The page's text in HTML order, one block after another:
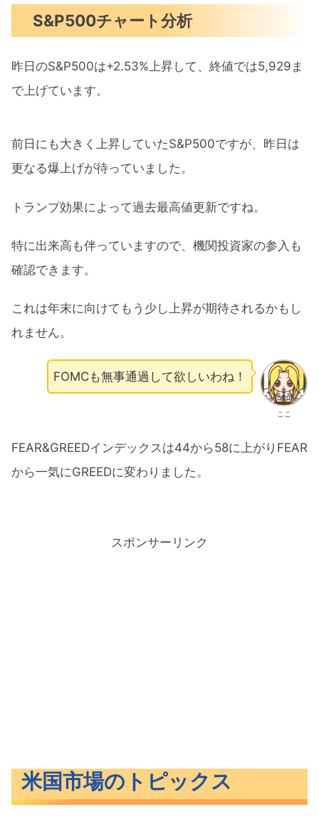
S&P500チャート分析
昨日のS&P500は+2.53%上昇して、終値では5,929ま
で上げています。
前日にも大きく上昇していたS&P500ですが、昨日は
更なる爆上げが待っていました。
トランプ効果によって過去最高値更新ですね。
特に出来高も伴っていますので、機関投資家の参入も
確認できます。
これは年末に向けてもう少し上昇が期待されるかもし
れません。
ここ
FOMCも無事通過して欲しいわね！
FEAR&GREEDインデックスは44から58に上がりFEAR
から一気にGREEDに変わりました。
スポンサーリンク
米国市場のトピックス